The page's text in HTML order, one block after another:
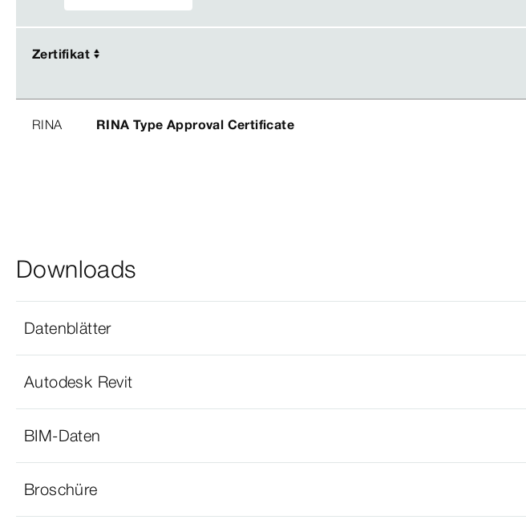
Zertifikat
Zertifikat
RINA RINA Type Approval Certificate
Downloads
Datenblätter
Autodesk Revit
BIM-Daten
Broschüre